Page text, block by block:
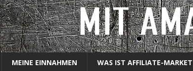
MEINE EINNAHMEN WAS IST AFFILIATE-